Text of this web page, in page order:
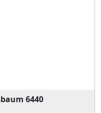
6440